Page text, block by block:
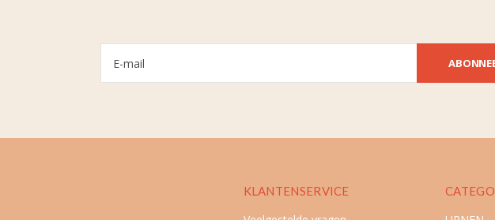
KLANTENSERVICE